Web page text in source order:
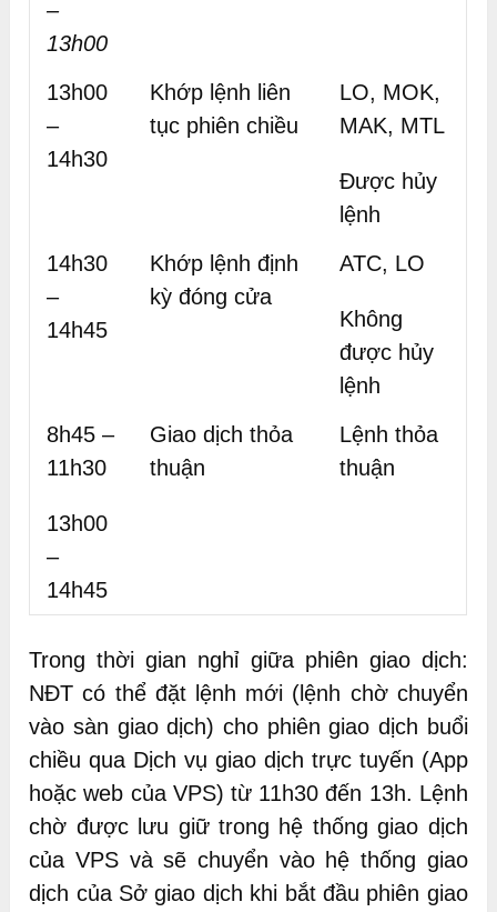
–
13h00
13h00
–
14h30
Khớp lệnh liên
tục phiên chiều
LO, MOK,
MAK, MTL
Được hủy
lệnh
14h30
–
14h45
Khớp lệnh định
kỳ đóng cửa
ATC, LO
Không
được hủy
lệnh
8h45 –
11h30
13h00
–
14h45
Giao dịch thỏa
thuận
Lệnh thỏa
thuận
Trong thời gian nghỉ giữa phiên giao dịch:
NĐT có thể đặt lệnh mới (lệnh chờ chuyển
vào sàn giao dịch) cho phiên giao dịch buổi
chiều qua Dịch vụ giao dịch trực tuyến (App
hoặc web của VPS) từ 11h30 đến 13h. Lệnh
chờ được lưu giữ trong hệ thống giao dịch
của VPS và sẽ chuyển vào hệ thống giao
dịch của Sở giao dịch khi bắt đầu phiên giao